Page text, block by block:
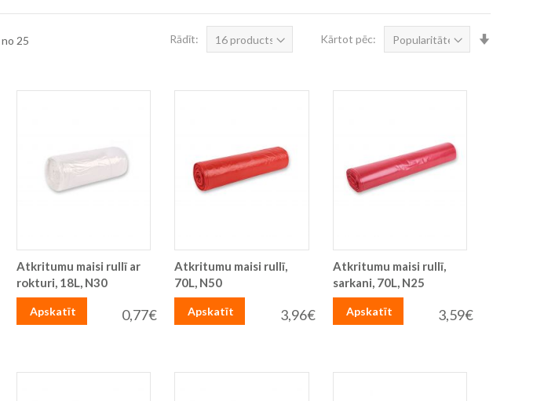
no25 Rādīt: Kārtot pēc:
Atkritumu maisi rullī ar
rokturi, 18L, N30
0,77€
Apskatīt
Atkritumu maisi rullī,
70L, N50
3,96€
Apskatīt
Atkritumu maisi rullī,
sarkani, 70L, N25
3,59€
Apskatīt